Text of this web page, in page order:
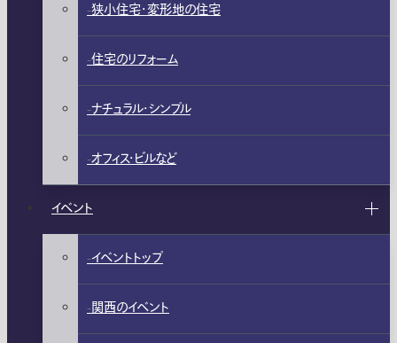
狭小住宅・変形地の住宅
住宅のリフォーム
ナチュラル・シンプル
オフィス・ビルなど
イベント
イベントトップ
関西のイベント